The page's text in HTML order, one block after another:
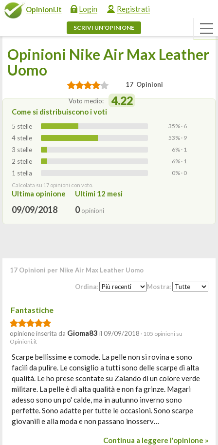
Opinioni.it Login Registrati
SCRIVI UN'OPINIONE
Opinioni Nike Air Max Leather
Uomo
17 Opinioni
Voto medio: 4.22
Come si distribuiscono i voti
5 stelle 35% · 6
4 stelle 53% · 9
3 stelle 6% · 1
2 stelle 6% · 1
1 stella 0% · 0
Calcolata su 17 opinioni con voto.
Ultima opinione
09/09/2018
Ultimi 12 mesi
0opinioni
17 Opinioni per Nike Air Max Leather Uomo
Ordina: Mostra:
Fantastiche
opinione inserita da Gioma83 il 09/09/2018 · 105 opinioni su
Opinioni.it
Scarpe bellissime e comode. La pelle non si rovina e sono
facili da pulire. Le consiglio a tutti sono delle scarpe di alta
qualità. Le ho prese scontate su Zalando di un colore verde
militare. La pelle è di alta qualità e non fa grinze. Magari
adesso sono un po' calde, ma in autunno inverno sono
perfette. Sono adatte per tutte le occasioni. Sono scarpe
giovanili e alla moda e non passano inosserv…
Continua a leggere l'opinione »